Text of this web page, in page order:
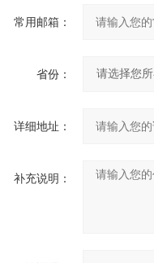
常用邮箱：
省份：
详细地址：
补充说明：